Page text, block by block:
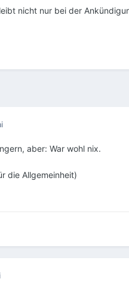
nicht nur bei der
aber: War wohl nix.
die Allgemeinheit)